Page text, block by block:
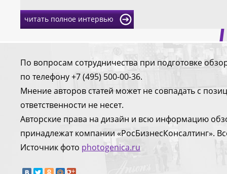
читать полное интервью
По вопросам сотрудничества при подготовке
по телефону +7 (495) 500-00-36.
Мнение авторов статей может не совпадать с
ответственности не несет.
Авторские права на дизайн и всю информацию
принадлежат компании «РосБизнесКонсалтинг».
Источник фото photogenica.ru